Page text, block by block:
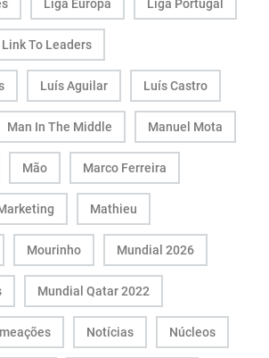
Liga Europa Liga Portugal
Link To Leaders
Luís Aguilar Luís Castro
Man In The Middle Manuel Mota
Mão Marco Ferreira
Mathieu
Mourinho Mundial 2026
Mundial Qatar 2022
Notícias Núcleos